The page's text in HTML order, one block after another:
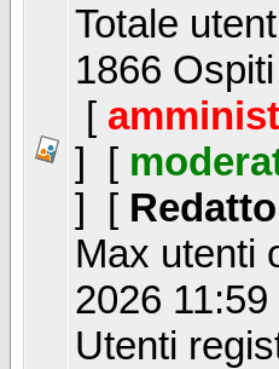
Totale
1866 Ospiti
[
] [
] [
Max utenti
2026 11:59
Utenti